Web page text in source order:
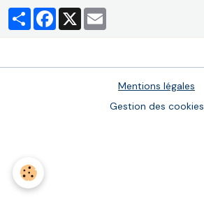
PartagerFacebook
X
Mentions légales
Gestion des cookies